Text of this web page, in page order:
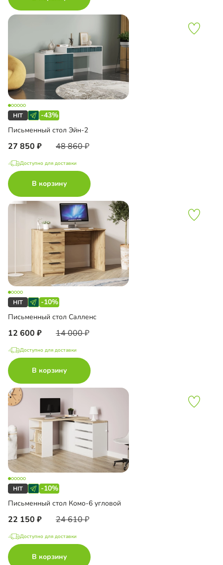
-43%
Письменный стол Эйн-2
27 850 48 860
Доступно для доставки
В корзину
-10%
Письменный стол Салленс
12 600 14 000
Доступно для доставки
В корзину
-10%
Письменный стол Комо-6 угловой
22 150 24 610
Доступно для доставки
В корзину